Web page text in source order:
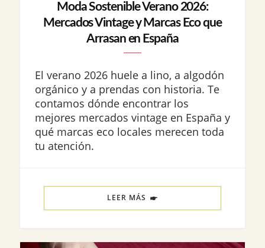
Moda Sostenible Verano 2026:
Mercados Vintage y Marcas Eco que
Arrasan en España
El verano 2026 huele a lino, a algodón
orgánico y a prendas con historia. Te
contamos dónde encontrar los
mejores mercados vintage en España y
qué marcas eco locales merecen toda
tu atención.
LEER MÁS